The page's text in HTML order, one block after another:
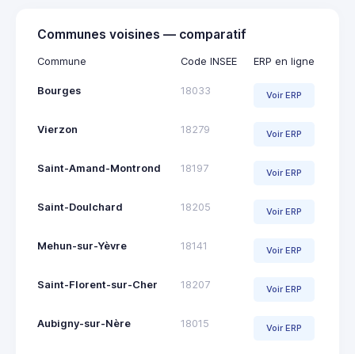
Communes voisines — comparatif
Commune Code INSEE ERP en ligne
Bourges 18033 Voir ERP
Vierzon 18279 Voir ERP
Saint-Amand-Montrond 18197 Voir ERP
Saint-Doulchard 18205 Voir ERP
Mehun-sur-Yèvre 18141 Voir ERP
Saint-Florent-sur-Cher 18207 Voir ERP
Aubigny-sur-Nère 18015 Voir ERP